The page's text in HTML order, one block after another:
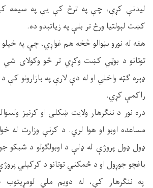
لیدنې کړې، چې په ترڅ کې یې په سیمه
کښت لېولتیا ورځ تر بلې په زیاتېدو ده.
هغه له نورو بڼوالو څخه هم غواړي، چې په
توتانو د بوټي کښت وکړي تر څو وکولای
ډېره ګټه واخلي او له دې لارې په بازارونو کې
راکمې کړي.
دره نور د ننګرهار ولایت ښکلی او کرنیز
مساعده اوبو او هوا لري. د کرنې وزارت له
ډول ډول پروژې له ډلې د اوبولګولو د شبکو
باغچو جوړول او د ځمکني توتانو د کرکېلي
په ننګرهار کې، له دویم ملي